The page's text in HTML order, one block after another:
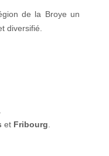
de la Broye un
diversifié.
et Fribourg